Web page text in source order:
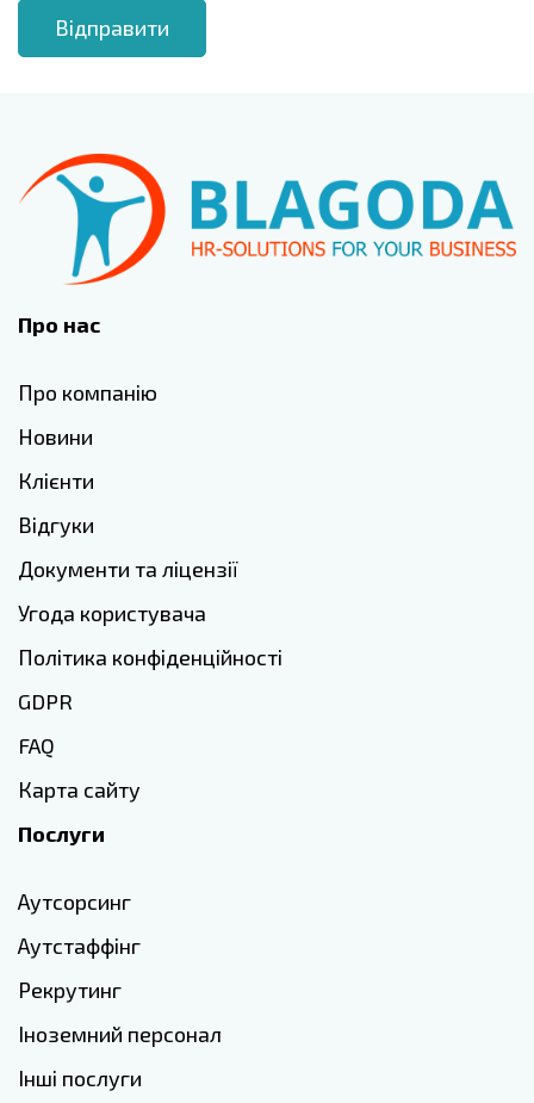
Про нас
Про компанію
Новини
Клієнти
Відгуки
Документи та ліцензії
Угода користувача
Політика конфіденційності
GDPR
FAQ
Карта сайту
Послуги
Аутсорсинг
Аутстаффінг
Рекрутинг
Іноземний персонал
Інші послуги